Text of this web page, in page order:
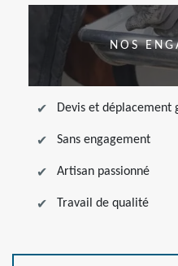
NOS
Devis et déplacement
Sans engagement
Artisan passionné
Travail de qualité